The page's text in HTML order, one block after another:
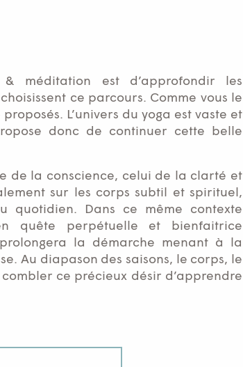
méditation est d’approfondir les
ce parcours. Comme vous le
L’univers du yoga est vaste et
donc de continuer cette belle
de la conscience, celui de la clarté et
sur les corps subtil et spirituel,
Dans ce même contexte
quête perpétuelle et bienfaitrice
la démarche menant à la
Au diapason des saisons, le corps, le
ce précieux désir d’apprendre